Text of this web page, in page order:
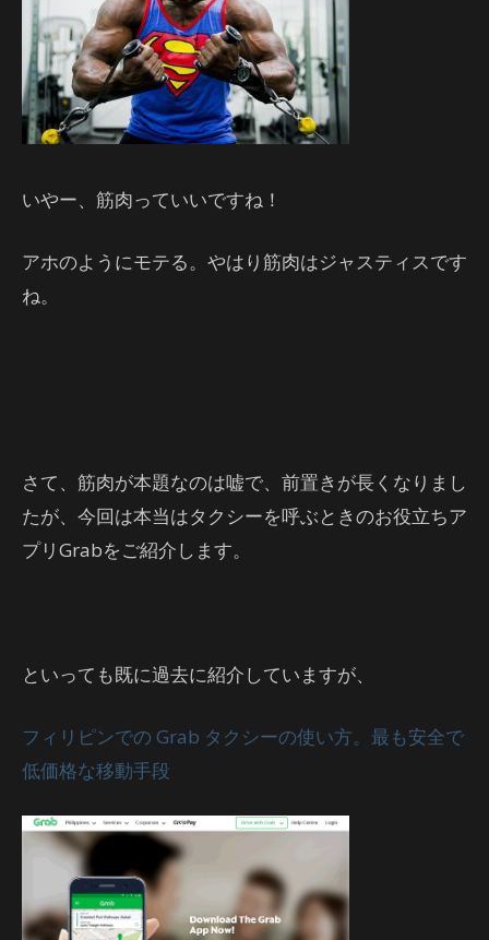
いやー、筋肉っていいですね！
アホのようにモテる。やはり筋肉はジャスティスです
ね。
さて、筋肉が本題なのは嘘で、前置きが長くなりまし
たが、今回は本当はタクシーを呼ぶときのお役立ちア
プリGrabをご紹介します。
といっても既に過去に紹介していますが、
フィリピンでの Grab タクシーの使い方。最も安全で
低価格な移動手段